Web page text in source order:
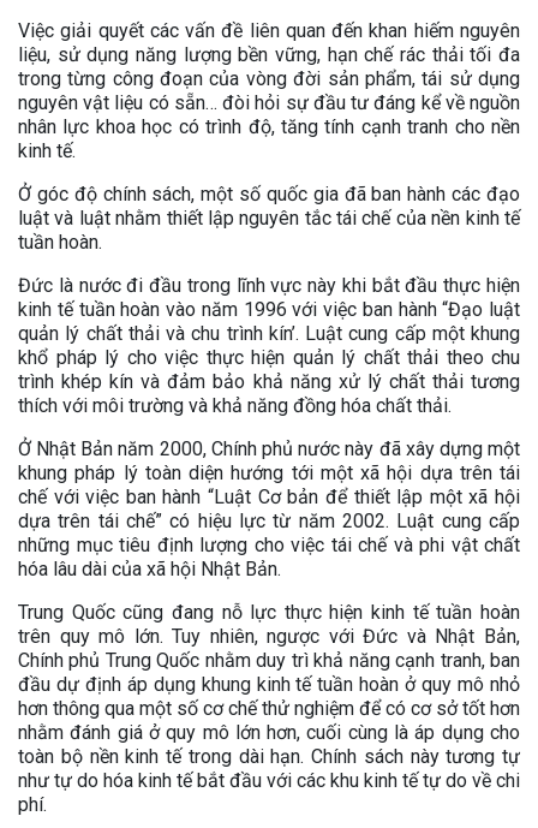
Việc giải quyết các vấn đề liên quan đến khan hiếm nguyên
liệu, sử dụng năng lượng bền vững, hạn chế rác thải tối đa
trong từng công đoạn của vòng đời sản phẩm, tái sử dụng
nguyên vật liệu có sẵn… đòi hỏi sự đầu tư đáng kể về nguồn
nhân lực khoa học có trình độ, tăng tính cạnh tranh cho nền
kinh tế.
Ở góc độ chính sách, một số quốc gia đã ban hành các đạo
luật và luật nhằm thiết lập nguyên tắc tái chế của nền kinh tế
tuần hoàn.
Đức là nước đi đầu trong lĩnh vực này khi bắt đầu thực hiện
kinh tế tuần hoàn vào năm 1996 với việc ban hành “Đạo luật
quản lý chất thải và chu trình kín’. Luật cung cấp một khung
khổ pháp lý cho việc thực hiện quản lý chất thải theo chu
trình khép kín và đảm bảo khả năng xử lý chất thải tương
thích với môi trường và khả năng đồng hóa chất thải.
Ở Nhật Bản năm 2000, Chính phủ nước này đã xây dựng một
khung pháp lý toàn diện hướng tới một xã hội dựa trên tái
chế với việc ban hành “Luật Cơ bản để thiết lập một xã hội
dựa trên tái chế” có hiệu lực từ năm 2002. Luật cung cấp
những mục tiêu định lượng cho việc tái chế và phi vật chất
hóa lâu dài của xã hội Nhật Bản.
Trung Quốc cũng đang nỗ lực thực hiện kinh tế tuần hoàn
trên quy mô lớn. Tuy nhiên, ngược với Đức và Nhật Bản,
Chính phủ Trung Quốc nhằm duy trì khả năng cạnh tranh, ban
đầu dự định áp dụng khung kinh tế tuần hoàn ở quy mô nhỏ
hơn thông qua một số cơ chế thử nghiệm để có cơ sở tốt hơn
nhằm đánh giá ở quy mô lớn hơn, cuối cùng là áp dụng cho
toàn bộ nền kinh tế trong dài hạn. Chính sách này tương tự
như tự do hóa kinh tế bắt đầu với các khu kinh tế tự do về chi
phí.